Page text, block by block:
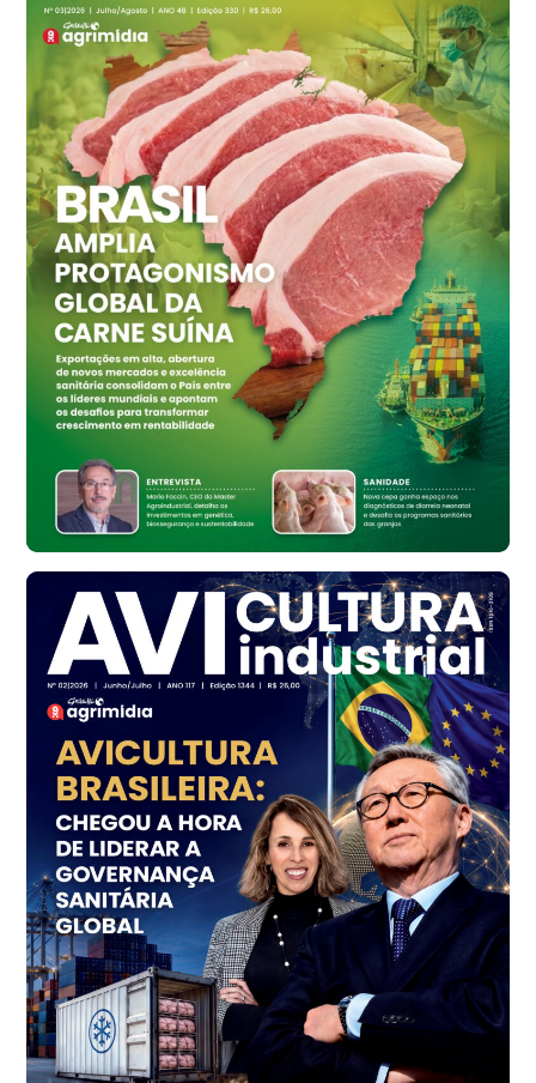
cx
Ovo Vermelho - Regional
Grande São Paulo (SP)
R$ 155,59
cx
Ovo Vermelho - Regional
Vermelho
R$ 159,31
cx
Ovo Branco - Regional
Bastos (SP)
R$ 134,42
cx
Ovo Vermelho - Regional
Bastos (SP)
R$ 148,56
cx
Frango - Indicador
R$ 7,16
kg
Frango - Indicador
SP
R$ 7,18
kg
Trigo Atacado - Regional
PR
R$ 1.414,46
t
Trigo Atacado - Regional
RS
R$ 1.314,61
t
Ovo Vermelho - Regional